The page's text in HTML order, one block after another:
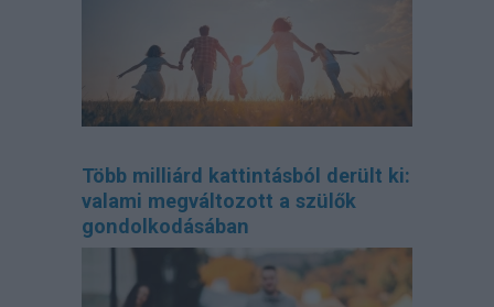
Több milliárd kattintásból derült ki:
valami megváltozott a szülők
gondolkodásában